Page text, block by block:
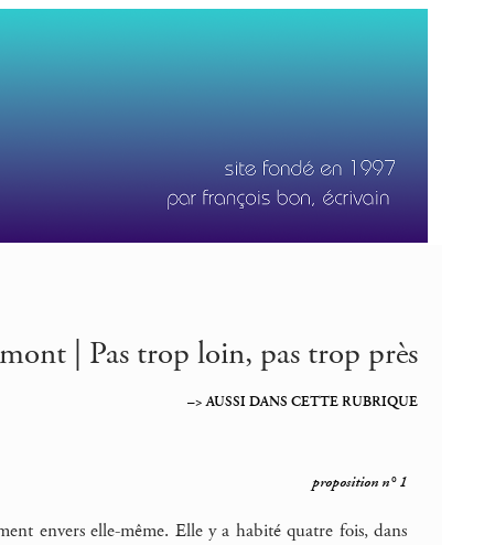
| Pas trop loin, pas trop près
–> AUSSI DANS CETTE RUBRIQUE
proposition n° 1
envers elle-même. Elle y a habité quatre fois, dans